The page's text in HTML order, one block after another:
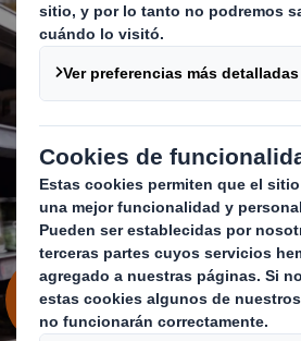
Maximiza el
el punto de
DESCUBRE QUÉ
DESTACAR